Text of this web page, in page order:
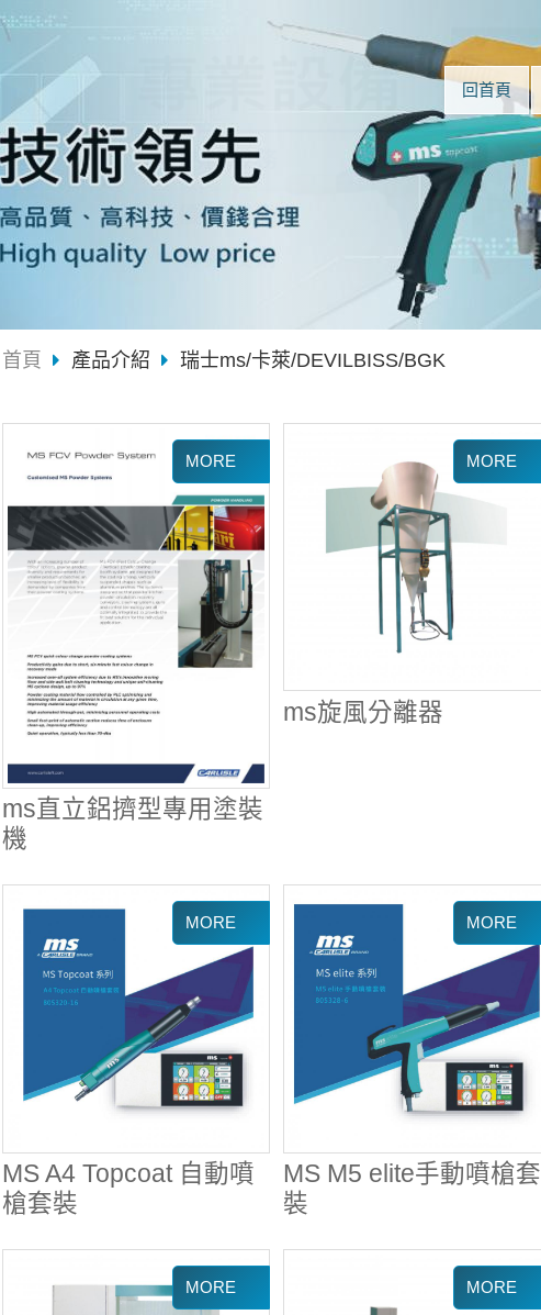
回首頁
首頁 產品介紹 瑞士ms/卡萊/DEVILBISS/BGK
ms直立鋁擠型專用塗裝
機
ms旋風分離器
MS A4 Topcoat 自動噴
槍套裝
MS M5 elite手動噴槍套
裝